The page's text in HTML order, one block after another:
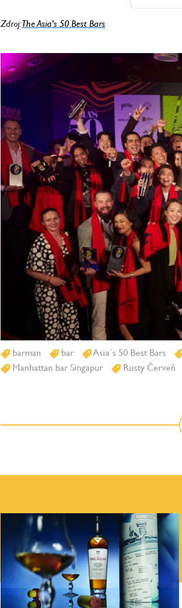
Zdroj:The Asia's 50 Best Bars
barman bar Asia´s 50 Best Bars
Manhattan bar Singapur
Rusty Červeň